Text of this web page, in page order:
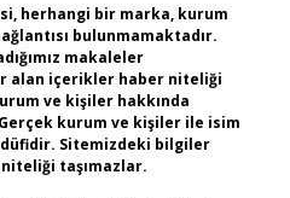
herhangi bir marka, kurum
bulunmamaktadır.
makaleler
alan içerikler haber niteliği
ve kişiler hakkında
kurum ve kişiler ile isim
Sitemizdeki bilgiler
taşımazlar.